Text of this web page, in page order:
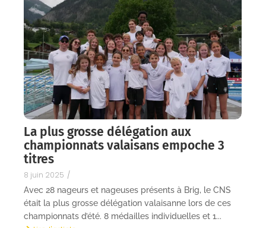
La plus grosse délégation aux
championnats valaisans empoche 3
titres
8 juin 2025 /
Avec 28 nageurs et nageuses présents à Brig, le CNS
était la plus grosse délégation valaisanne lors de ces
championnats d’été. 8 médailles individuelles et 1...